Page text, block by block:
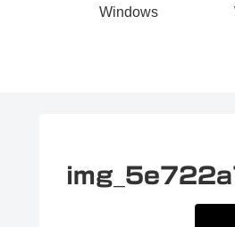
Windows